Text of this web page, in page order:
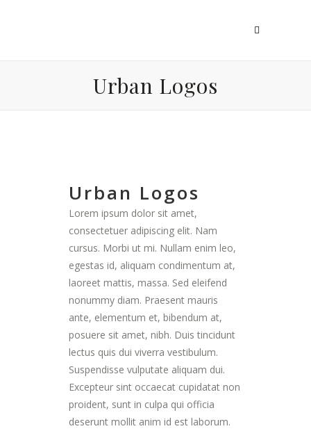
Urban Logos
Urban Logos
Lorem ipsum dolor sit amet,
consectetuer adipiscing elit. Nam
cursus. Morbi ut mi. Nullam enim leo,
egestas id, aliquam condimentum at,
laoreet mattis, massa. Sed eleifend
nonummy diam. Praesent mauris
ante, elementum et, bibendum at,
posuere sit amet, nibh. Duis tincidunt
lectus quis dui viverra vestibulum.
Suspendisse vulputate aliquam dui.
Excepteur sint occaecat cupidatat non
proident, sunt in culpa qui officia
deserunt mollit anim id est laborum.